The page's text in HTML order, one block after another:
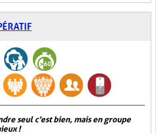
seul c'est bien, mais en groupe
!